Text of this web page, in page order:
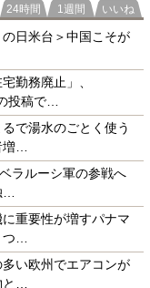
ランキング
24時間 1週間 いいね
日米台＞中国こそが
勤務廃止」、
投稿で…
で湯水のごとく使う
…
ラルーシ軍の参戦へ
重要性が増すパナマ
…
い欧州でエアコンが
…